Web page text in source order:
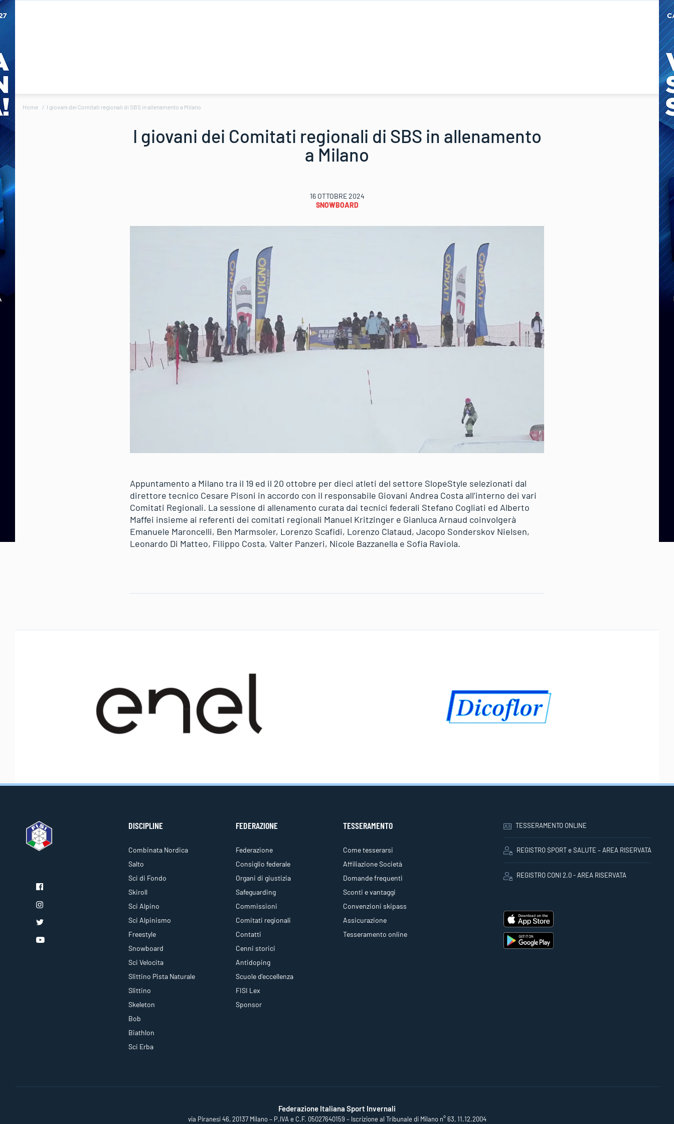
Home I giovani dei Comitati regionali di SBS in allenamento a Milano
I giovani dei Comitati regionali di SBS in allenamento
a Milano
16 OTTOBRE 2024
SNOWBOARD
Appuntamento a Milano tra il 19 ed il 20 ottobre per dieci atleti del settore SlopeStyle selezionati dal
direttore tecnico Cesare Pisoni in accordo con il responsabile Giovani Andrea Costa all’interno dei vari
Comitati Regionali. La sessione di allenamento curata dai tecnici federali Stefano Cogliati ed Alberto
Maffei insieme ai referenti dei comitati regionali Manuel Kritzinger e Gianluca Arnaud coinvolgerà
Emanuele Maroncelli, Ben Marmsoler, Lorenzo Scafidi, Lorenzo Clataud, Jacopo Sonderskov Nielsen,
Leonardo Di Matteo, Filippo Costa, Valter Panzeri, Nicole Bazzanella e Sofia Raviola.
DISCIPLINE
Combinata Nordica
Salto
Sci di Fondo
Skiroll
Sci Alpino
Sci Alpinismo
Freestyle
Snowboard
Sci Velocita
Slittino Pista Naturale
Slittino
Skeleton
Bob
Biathlon
Sci Erba
FEDERAZIONE
Federazione
Consiglio federale
Organi di giustizia
Safeguarding
Commissioni
Comitati regionali
Contatti
Cenni storici
Antidoping
Scuole d'eccellenza
FISI Lex
Sponsor
TESSERAMENTO
Come tesserarsi
Affiliazione Società
Domande frequenti
Sconti e vantaggi
Convenzioni skipass
Assicurazione
Tesseramento online
TESSERAMENTO ONLINE
REGISTRO SPORT e SALUTE – AREA RISERVATA
REGISTRO CONI 2.0 - AREA RISERVATA
Federazione Italiana Sport Invernali
via Piranesi 46, 20137 Milano – P.IVA e C.F. 05027640159 – Iscrizione al Tribunale di Milano n° 63, 11.12.2004